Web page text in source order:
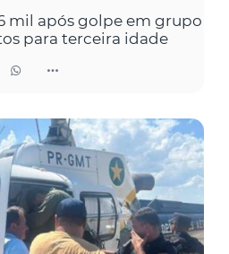
mil após golpe em grupo
para terceira idade